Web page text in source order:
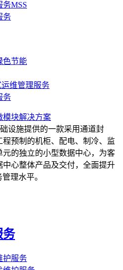
务MSS
务
色节能
维管理服务
务
模块解决方案
设施提供的一款采用通道封
程预制的机柜、配电、制冷、监
元的独立的小型数据中心，为客
中心整体产品及交付，全面提升
理水平。
务
护服务